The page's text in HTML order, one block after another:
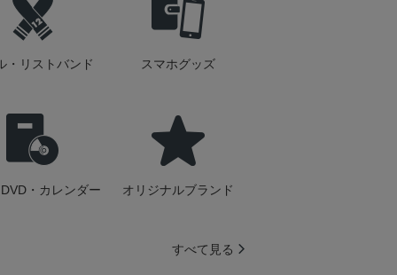
・リストバンド スマホグッズ
・カレンダー オリジナルブランド
すべて見る